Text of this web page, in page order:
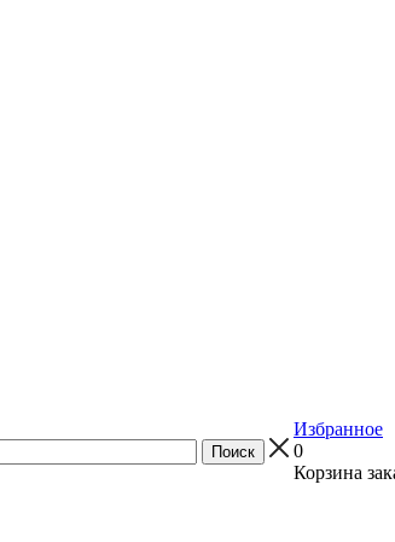
Избранное
0
Корзина